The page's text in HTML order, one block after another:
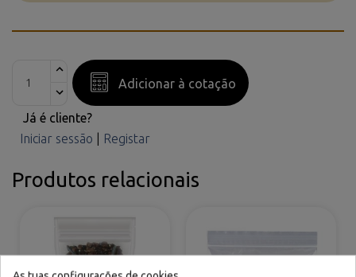
Adicionar à cotação
Já é cliente?
Iniciar sessão
Registar
Produtos relacionais